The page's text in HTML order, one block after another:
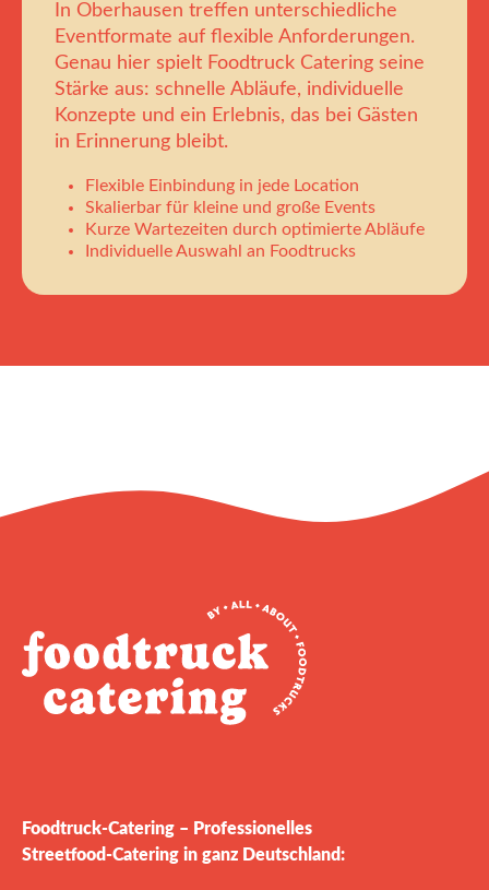
In Oberhausen treffen unterschiedliche
Eventformate auf flexible Anforderungen.
Genau hier spielt Foodtruck Catering seine
Stärke aus: schnelle Abläufe, individuelle
Konzepte und ein Erlebnis, das bei Gästen
in Erinnerung bleibt.
Flexible Einbindung in jede Location
Skalierbar für kleine und große Events
Kurze Wartezeiten durch optimierte Abläufe
Individuelle Auswahl an Foodtrucks
Foodtruck‑Catering – Professionelles
Streetfood‑Catering in ganz Deutschland: